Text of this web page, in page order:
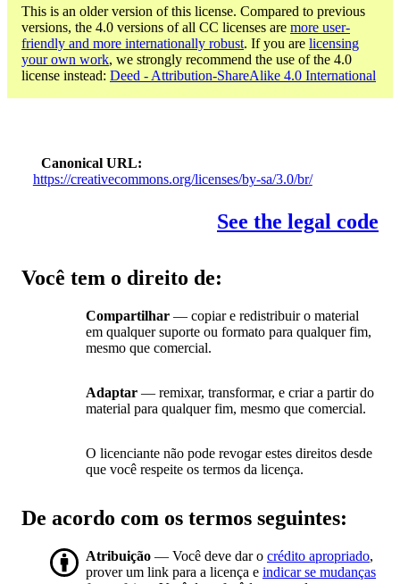
This is an older version of this license. Compared to previous
versions, the 4.0 versions of all CC licenses are more user-
friendly and more internationally robust. If you are licensing
your own work, we strongly recommend the use of the 4.0
license instead: Deed - Attribution-ShareAlike 4.0 International
Canonical URL
https://creativecommons.org/licenses/by-sa/3.0/br/
See the legal code
Você tem o direito de:
Compartilhar — copiar e redistribuir o material
em qualquer suporte ou formato para qualquer fim,
mesmo que comercial.
Adaptar — remixar, transformar, e criar a partir do
material para qualquer fim, mesmo que comercial.
O licenciante não pode revogar estes direitos desde
que você respeite os termos da licença.
De acordo com os termos seguintes:
Atribuição — Você deve dar o crédito apropriado,
prover um link para a licença e indicar se mudanças